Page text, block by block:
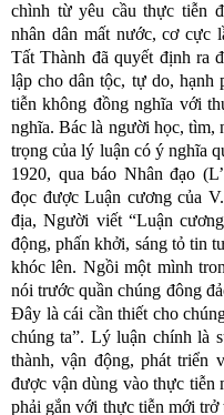
chình từ yêu cầu thực tiễn
nhân dân mất nước, cơ cực
Tất Thành đã quyết định ra
lập cho dân tộc, tự do,
tiễn không đồng nghĩa với
nghĩa. Bác là người học, tìm,
trọng của lý luận có ý nghĩa
1920, qua báo Nhân đạo
đọc được Luận cương của
địa, Người viết “Luận
động, phấn khởi, sáng tỏ tin
khóc lên. Ngồi một mình
nói trước quần chúng đông
Đây là cái cần thiết cho
chúng ta”. Lý luận chính là
thành, vận động, phát triển
được vận dùng vào thực tiễn
phải gắn với thực tiễn mới trở